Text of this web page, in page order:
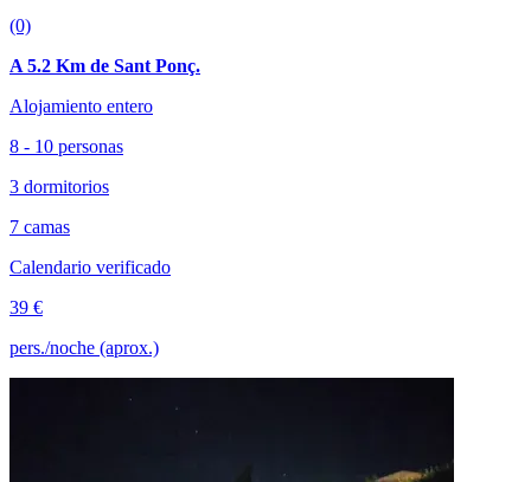
(0)
A 5.2 Km de Sant Ponç.
Alojamiento entero
8 - 10 personas
3 dormitorios
7 camas
Calendario verificado
39 €
pers./noche (aprox.)